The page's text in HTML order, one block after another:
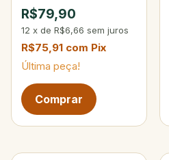
R$79,90
12 x de R$6,66 sem juros
R$75,91 com Pix
Última peça!